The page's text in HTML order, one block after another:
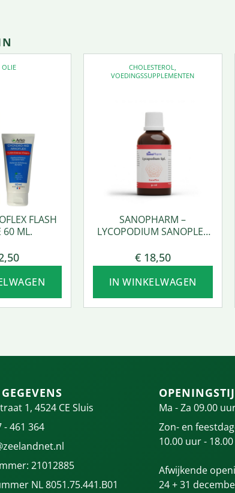
OLIE
FLASH
60 ML.
CHOLESTEROL
VOEDINGSSUPPLEMENTEN
SANOPHARM –
LYCOPODIUM SANOPLEX
€18,50
IN WINKELWAGEN
1, 4524 CE Sluis
- 461 364
21012885
NL 8051.75.441.B01
Ma - Za 09.00
Zon- en
10.00 uur -
Afwijkende
24 + 31